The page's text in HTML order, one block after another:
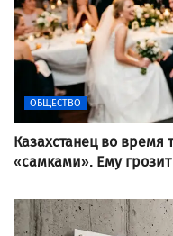
ОБЩЕСТВО
Казахстанец во время
«самками». Ему